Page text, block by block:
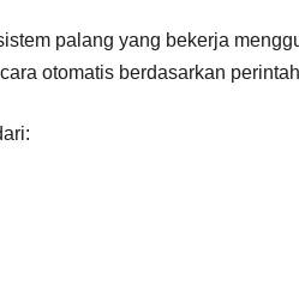
palang yang bekerja
otomatis berdasarkan